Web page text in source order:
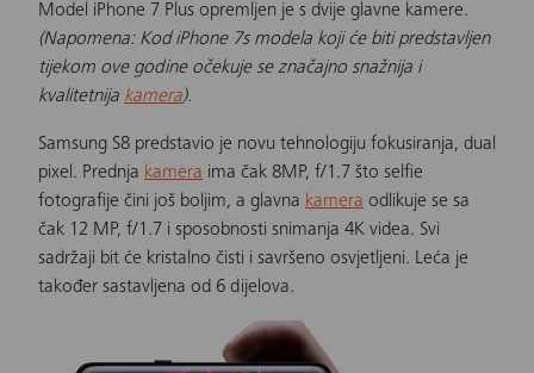
Model iPhone 7 Plus opremljen je s dvije glavne kamere.
(Napomena: Kod iPhone 7s modela koji će biti predstavljen
tijekom ove godine očekuje se značajno snažnija i
kvalitetnija kamera).
Samsung S8 predstavio je novu tehnologiju fokusiranja, dual
pixel. Prednja kamera ima čak 8MP, f/1.7 što selfie
fotografije čini još boljim, a glavna kamera odlikuje se sa
čak 12 MP, f/1.7 i sposobnosti snimanja 4K videa. Svi
sadržaji bit će kristalno čisti i savršeno osvjetljeni. Leća je
također sastavljena od 6 dijelova.